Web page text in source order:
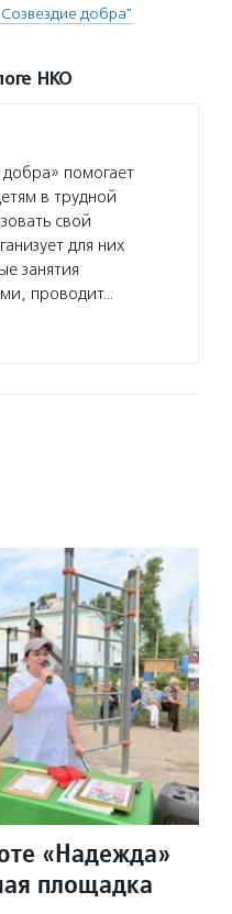
добра"
НКО
помогает
в трудной
свой
для них
занятия
проводит…
«Надежда»
площадка